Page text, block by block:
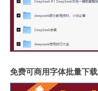
免费可商用字体批量下载